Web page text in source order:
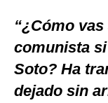
“¿Cómo
comunista
Soto? Ha
dejado sin